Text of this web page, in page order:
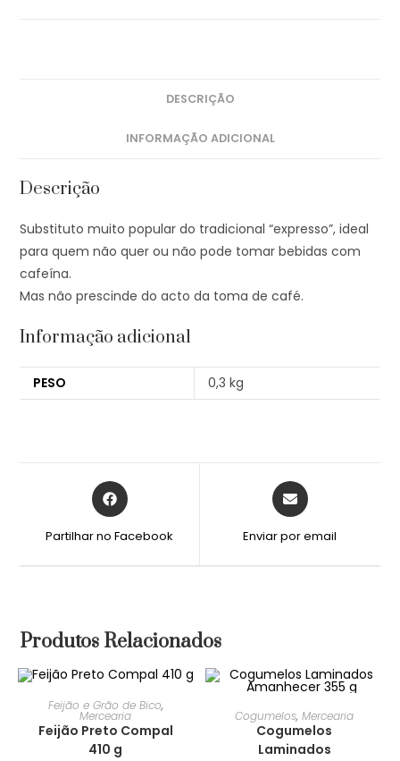
DESCRIÇÃO
INFORMAÇÃO ADICIONAL
Descrição
Substituto muito popular do tradicional “expresso”, ideal
para quem não quer ou não pode tomar bebidas com
cafeína.
Mas não prescinde do acto da toma de café.
Informação adicional
PESO 0,3 kg
Partilhar no Facebook Enviar por email
Produtos Relacionados
Feijão e Grão de Bico,
Mercearia
Feijão Preto Compal
410 g
Cogumelos,Mercearia
Cogumelos
Laminados